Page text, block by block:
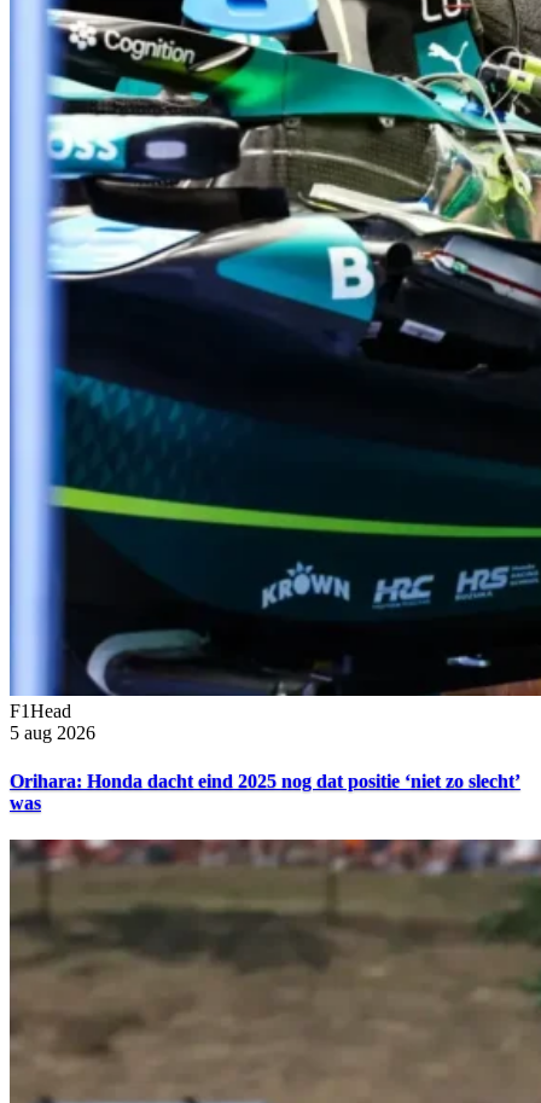
F1Head
5 aug 2026
Orihara: Honda dacht eind 2025 nog dat positie ‘niet zo slecht’
was